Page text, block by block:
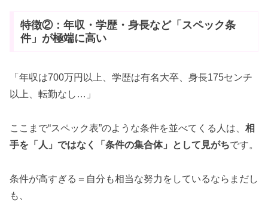
特徴②：年収・学歴・身長など「スペック条
件」が極端に高い
「年収は700万円以上、学歴は有名大卒、身長175センチ
以上、転勤なし…」
ここまで“スペック表”のような条件を並べてくる人は、 相
手を「人」ではなく「条件の集合体」として見がちです。
条件が高すぎる＝自分も相当な努力をしているならまだし
も、